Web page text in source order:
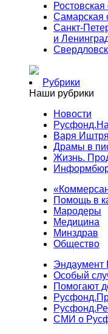
Ростовская
Самарская
Санкт-
и
Рубрики
Наши рубрики
Новости
Варя
Драмы в
Жизнь.
Помощь в
Мародеры
Медицина
Минздрав
Общество
Эндаумент
Особый
Помогают
СМИ о